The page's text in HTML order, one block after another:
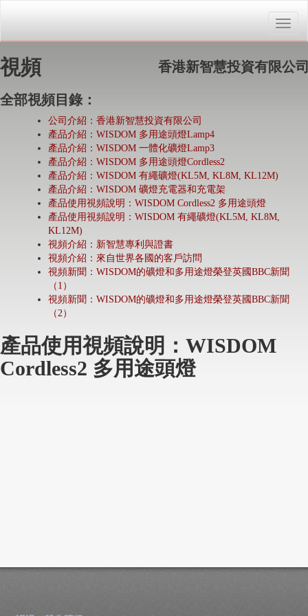
Toggle
香港新智慧投資有限公
視頻
全部視頻目錄：
公司介紹：香港新智慧投資有限公司
產品介紹：WISDOM 多用途頭燈Lamp4
產品介紹：WISDOM 一體化礦燈Lamp3
產品介紹：WISDOM 多用途頭燈Cordless2
產品介紹：WISDOM 有繩礦燈(KL5M, KL8M, KL12M)
產品介紹：WISDOM 礦燈充電器和充電架
產品使用視頻說明：WISDOM Cordless2 多用途頭燈
產品使用視頻說明：WISDOM 有繩礦燈(KL5M, KL8M,
KL12M)
視頻介紹：新智慧專利與證書
視頻介紹：來自世界各國的客戶訪問
視頻新聞：WISDOM的礦燈和多用途燈榮登英國BBC新聞
（1）
視頻新聞：WISDOM的礦燈和多用途燈榮登英國BBC新聞
（2）
產品使用視頻說明：WISDOM
Cordless2 多用途頭燈